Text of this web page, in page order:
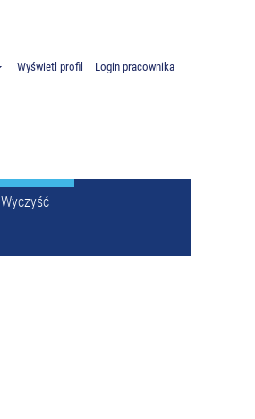
Wyświetl profil Login pracownika
Wyczyść